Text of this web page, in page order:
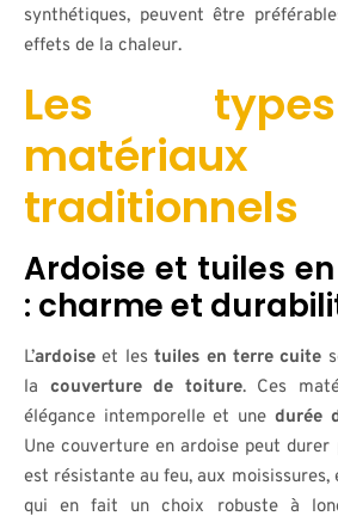
synthétiques, peuvent être
effets de la chaleur.
Les
matériaux
traditionnels
Ardoise et tuiles
: charme et
L’ardoise et lestuiles en terre cuite
la couverture de toiture. Ces
élégance intemporelle et une durée
Une couverture en ardoise peut
est résistante au feu, aux
qui en fait un choix robuste à